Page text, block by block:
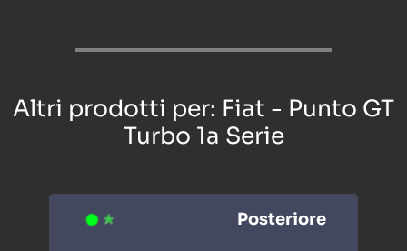
Altri prodotti per: Fiat - Punto GT
Turbo 1a Serie
Posteriore